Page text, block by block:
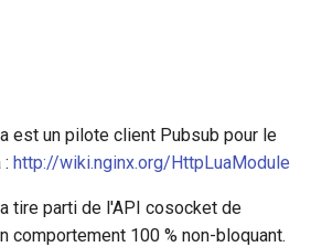
est un pilote client Pubsub pour le
http://wiki.nginx.org/HttpLuaModule
tire parti de l'API cosocket de
comportement 100 % non-bloquant.